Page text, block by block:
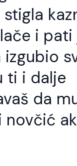
i pati
ti i dalje
da
novčić